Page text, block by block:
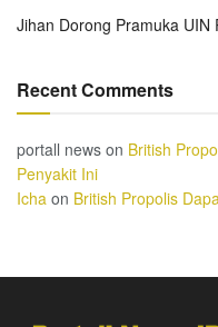
Jihan Dorong Pramuka UIN
Recent Comments
portall news on British
Penyakit Ini
Icha on British Propolis